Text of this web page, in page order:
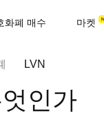
화폐 매수 마켓
LVN
인가